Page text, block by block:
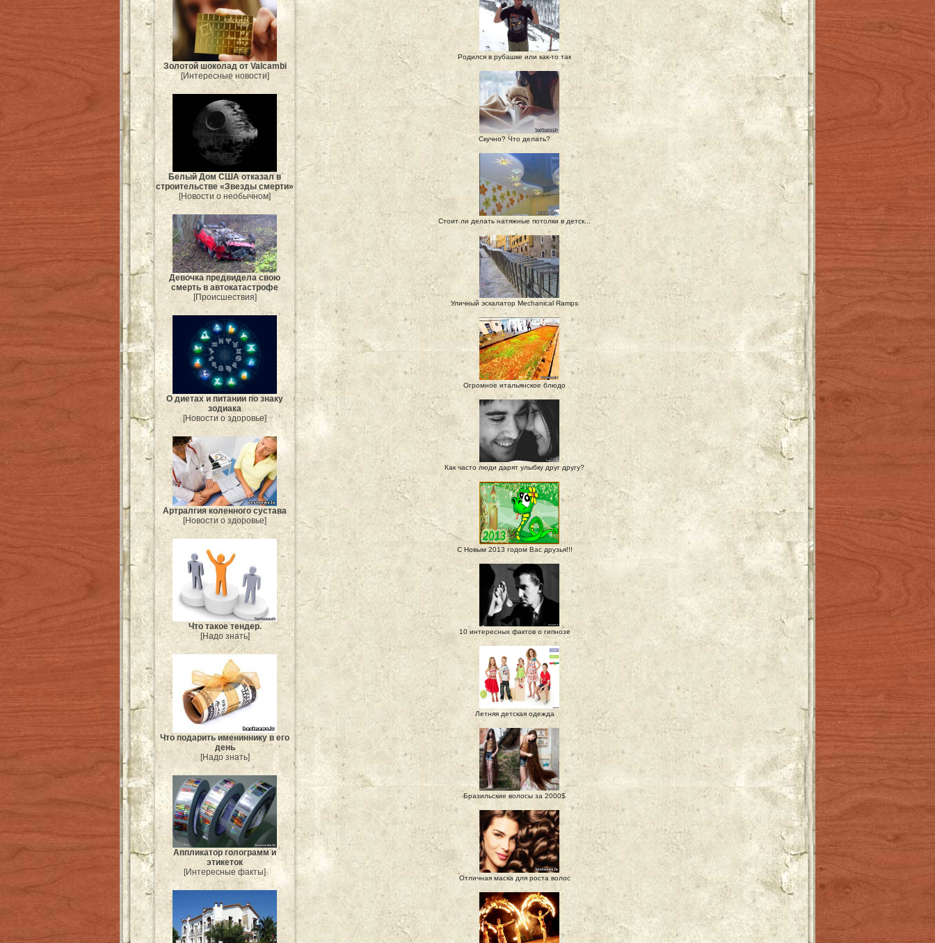
Золотой шоколад от Valcambi
[Интересные новости]
Белый Дом США отказал в
строительстве «Звезды смерти»
[Новости о необычном]
Девочка предвидела свою
смерть в автокатастрофе
[Происшествия]
О диетах и питании по знаку
зодиака
[Новости о здоровье]
Артралгия коленного сустава
[Новости о здоровье]
Что такое тендер.
[Надо знать]
Что подарить имениннику в его
день
[Надо знать]
Аппликатор голограмм и
этикеток
[Интересные факты]
Родился в рубашке или как-то так
Скучно? Что делать?
Стоит ли делать натяжные потолки в детск...
Уличный эскалатор Mechanical Ramps
Огромное итальянское блюдо
Как часто люди дарят улыбку друг другу?
С Новым 2013 годом Вас друзья!!!
10 интересных фактов о гипнозе
Летняя детская одежда
Бразильские волосы за 2000$
Отличная маска для роста волос